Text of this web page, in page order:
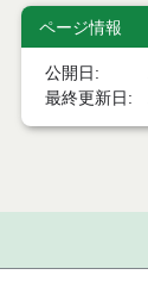
ページ情報
公開日
最終更新日